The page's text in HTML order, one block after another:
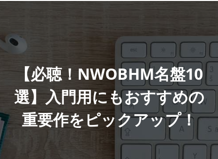
【必聴！NWOBHM名盤10
選】入門用にもおすすめの
重要作をピックアップ！